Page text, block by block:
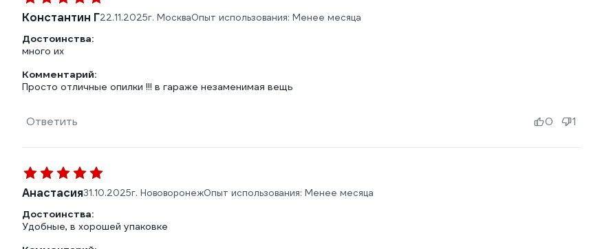
Константин Г22.11.2025г. МоскваОпыт использования: Менее месяца
Достоинства:
много их
Комментарий:
Просто отличные опилки !!! в гараже незаменимая вещь
Ответить 0 1
Анастасия31.10.2025г. НововоронежОпыт использования: Менее месяца
Достоинства:
Удобные, в хорошей упаковке